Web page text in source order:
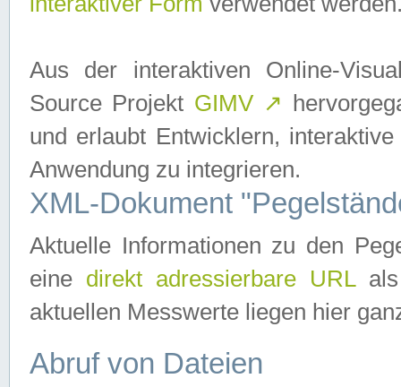
Aus der interaktiven Online-
Source Projekt GIMV ↗
und erlaubt Entwicklern,
Anwendung zu integrieren.
XML-Dokument
Aktuelle Informationen zu den
eine direkt adressierbare URLals
aktuellen Messwerte liegen hier
Abruf von Dateien